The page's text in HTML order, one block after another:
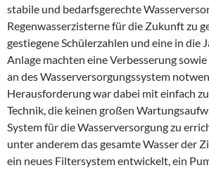
stabile und bedarfsgerechte
Regenwasserzisterne für die Zukunft zu
gestiegene Schülerzahlen und eine in die
Anlage machten eine Verbesserung
an des Wasserversorgungssystem
Herausforderung war dabei mit einfach
Technik, die keinen großen
System für die Wasserversorgung zu
unter anderem das gesamte Wasser der
ein neues Filtersystem entwickelt, ein